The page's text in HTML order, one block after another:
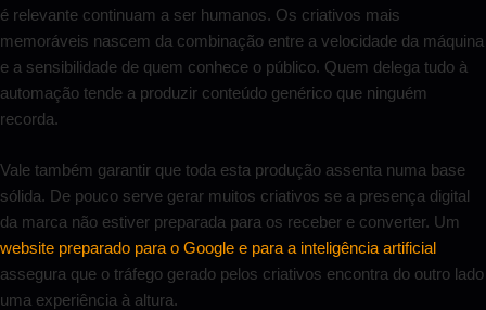
é relevante continuam a ser humanos. Os criativos mais
memoráveis nascem da combinação entre a velocidade da máquina
e a sensibilidade de quem conhece o público. Quem delega tudo à
automação tende a produzir conteúdo genérico que ninguém
recorda.
Vale também garantir que toda esta produção assenta numa base
sólida. De pouco serve gerar muitos criativos se a presença digital
da marca não estiver preparada para os receber e converter. Um
website preparado para o Google e para a inteligência artificial
assegura que o tráfego gerado pelos criativos encontra do outro lado
uma experiência à altura.